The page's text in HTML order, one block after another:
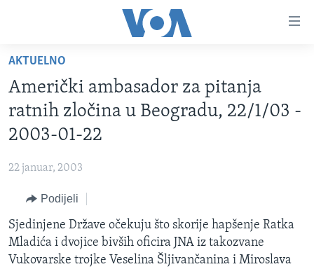
glavni
sadržaj
Pređi
na
glavnu
Idi
pretragu
TV PROGRAM
FOTOGRAFIJE DANA
SJEDINJENE AMERIČKE DRŽAVE
BOSNA I HERCEGOVINA
SVIJET
NAUKA I TEHNOLOGIJA
SPECIJALNI PROJEKTI
KORUPCIJA
SLOBODA MEDIJA
AKTUELNO
Američki ambasador za pitanja
ratnih zločina u Beogradu, 22/1/03 -
2003-01-22
22 januar, 2003
Podijeli
Sjedinjene Države očekuju što skorije hapšenje Ratka
Mladića i dvojice bivših oficira JNA iz takozvane
Vukovarske trojke Veselina Šljivančanina i Miroslava